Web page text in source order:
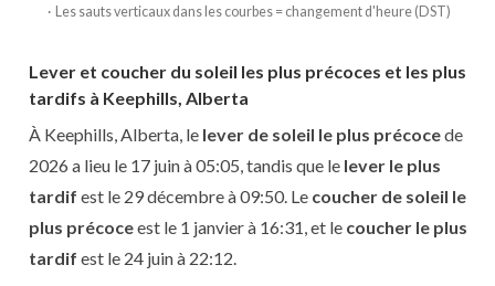
· Les sauts verticaux dans les courbes = changement d'heure (DST)
Lever et coucher du soleil les plus précoces et les plus
tardifs à Keephills, Alberta
À Keephills, Alberta, le lever de soleil le plus précocede
2026 a lieu le 17 juin à 05:05, tandis que le lever le plus
tardif est le 29 décembre à 09:50. Le coucher de soleil le
plus précoceest le 1 janvier à 16:31, et le coucher le plus
tardif est le 24 juin à 22:12.